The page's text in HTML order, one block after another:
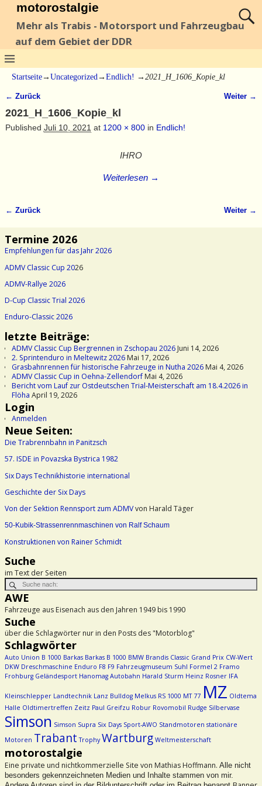
motorostalgie
Mehr als Trabis - Motorsport und Fahrzeugbau
auf dem Gebiet der DDR
Startseite→ Uncategorized → Endlich! → 2021_H_1606_Kopie_kl
Bilder-Navigation
← Zurück Weiter →
2021_H_1606_Kopie_kl
Published Juli 10, 2021 at 1200 × 800in Endlich!
IHRO
Weiterlesen →
← Zurück Weiter →
Termine 2026
Empfehlungen für das Jahr 2026
ADMV Classic Cup 2026
ADMV-Rallye 2026
D-Cup Classic Trial 2026
Enduro-Classic 2026
letzte Beiträge:
ADMV Classic Cup Bergrennen in Zschopau 2026Juni 14, 2026
2. Sprintenduro in Meltewitz 2026Mai 17, 2026
Grasbahnrennen für historische Fahrzeuge in Nutha 2026Mai 4, 2026
ADMV Classic Cup in Oehna-ZellendorfMai 4, 2026
Bericht vom Lauf zur Ostdeutschen Trial-Meisterschaft am 18.4.2026 in
Flöha April 19, 2026
Login
Anmelden
Neue Seiten:
Die Trabrennbahn in Panitzsch
57. ISDE in Povazska Bystrica 1982
Six Days Technikhistorie international
Geschichte der Six Days
Von der Sektion Rennsport zum ADMVvon Harald Täger
50-Kubik-Strassenrennmaschinen von Ralf Schaum
Konstruktionen von Rainer Schmidt
Suche
im Text der Seiten
AWE
Fahrzeuge aus Eisenach aus den Jahren 1949 bis 1990
Suche
über die Schlagwörter nur in den Posts des "Motorblog"
Schlagwörter
Auto Union B 1000 Barkas Barkas B 1000 BMW Brandis Classic Grand Prix CW-Wert
DKW Dreschmaschine Enduro F8 F9 Fahrzeugmuseum Suhl Formel 2 Framo
Frohburg Geländesport Hanomag Autobahn Harald Sturm Heinz Rosner IFA
Kleinschlepper Landtechnik Lanz Bulldog Melkus RS 1000 MT 77 MZ Oldtema
Halle Oldtimertreffen Zeitz Paul Greifzu Robur Rovomobil Rudge Silbervase
Simson Simson Supra Six Days Sport-AWO Standmotoren stationäre
Motoren Trabant Trophy Wartburg Weltmeisterschaft
motorostalgie
Eine private und nichtkommerzielle Site von Mathias Hoffmann. Alle nicht
besonders gekennzeichneten Medien und Inhalte stammen von mir.